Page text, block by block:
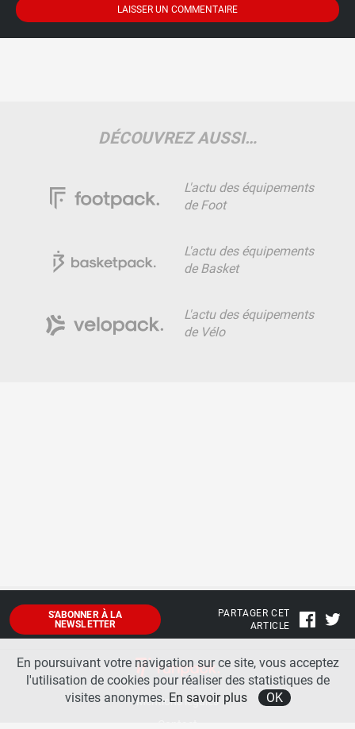
DÉCOUVREZ AUSSI…
L'actu des équipements
de Foot
L'actu des équipements
de Basket
L'actu des équipements
de Vélo
S'ABONNER À LA
NEWSLETTER
PARTAGER CET
ARTICLE
Mentions légales
En poursuivant votre navigation sur ce site, vous acceptez
l'utilisation de cookies pour réaliser des statistiques de
visites anonymes. En savoir plus OK